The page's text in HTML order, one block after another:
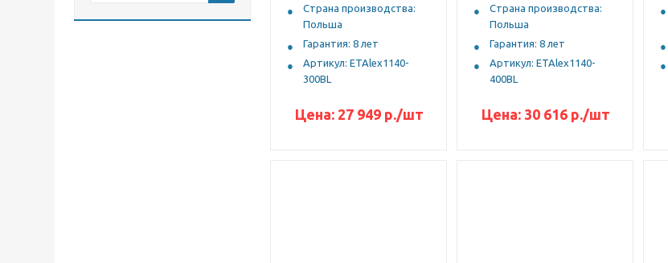
Страна производства:
Польша
Гарантия: 8 лет
Артикул: ETAlex1140-
300BL
Цена: 27 949 р./шт
Страна производства:
Польша
Гарантия: 8 лет
Артикул: ETAlex1140-
400BL
Цена: 30 616 р./шт